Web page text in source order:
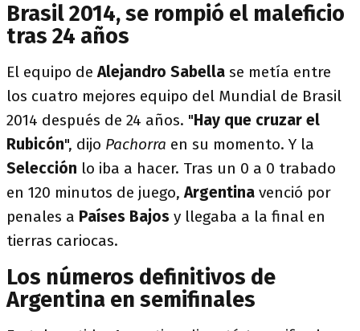
Brasil 2014, se rompió el maleficio
tras 24 años
El equipo deAlejandro Sabella se metía entre
los cuatro mejores equipo del Mundial de Brasil
2014 después de 24 años. "Hay que cruzar el
Rubicón", dijo Pachorra en su momento. Y la
Selección lo iba a hacer. Tras un 0 a 0 trabado
en 120 minutos de juego,Argentina venció por
penales a Países Bajos y llegaba a la final en
tierras cariocas.
Los números definitivos de
Argentina en semifinales